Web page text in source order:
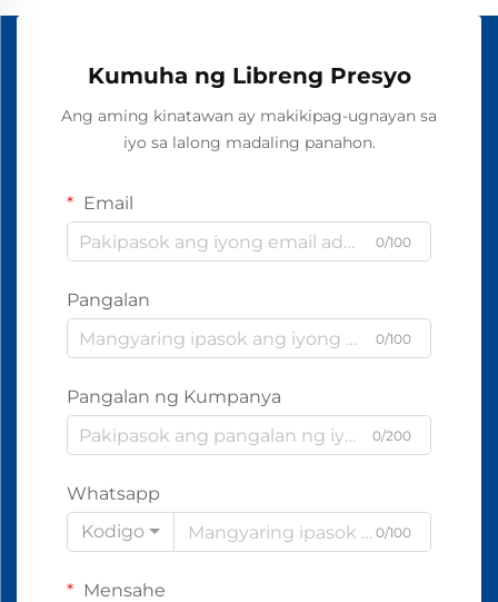
Kumuha ng Libreng Presyo
Ang aming kinatawan ay makikipag-ugnayan sa
iyo sa lalong madaling panahon.
Email
0/100
Pangalan
0/100
Pangalan ng Kumpanya
0/200
Whatsapp
Kodigo
0/100
Mensahe